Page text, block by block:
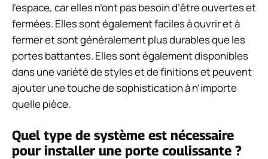
l’espace, car elles n’ont pas besoin d’être ouvertes et
fermées. Elles sont également faciles à ouvrir et à
fermer et sont généralement plus durables que les
portes battantes. Elles sont également disponibles
dans une variété de styles et de finitions et peuvent
ajouter une touche de sophistication à n’importe
quelle pièce.
Quel type de système est nécessaire
pour installer une porte coulissante ?